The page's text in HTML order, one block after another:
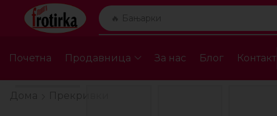
🔥 Бањарки
Почетна Продавница За нас Блог Контакт